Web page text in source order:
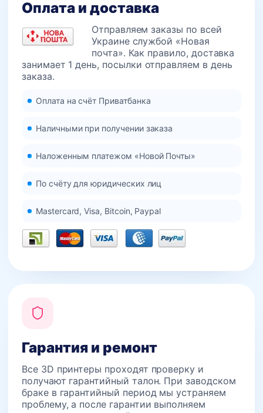
Оплата и доставка
Отправляем заказы по всей
Украине службой «Новая
почта». Как правило, доставка
занимает 1 день, посылки отправляем в день
заказа.
Оплата на счёт Приватбанка
Наличными при получении заказа
Наложенным платежом «Новой Почты»
По счёту для юридических лиц
Mastercard, Visa, Bitcoin, Paypal
Гарантия и ремонт
Все 3D принтеры проходят проверку и
получают гарантийный талон. При заводском
браке в гарантийный период мы устраняем
проблему, а после гарантии выполняем